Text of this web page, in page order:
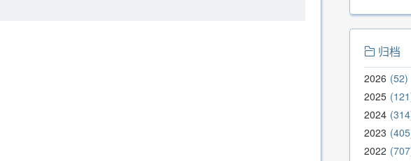
归档
2026 52
2025 121
2024 314
2023 405
2022 707